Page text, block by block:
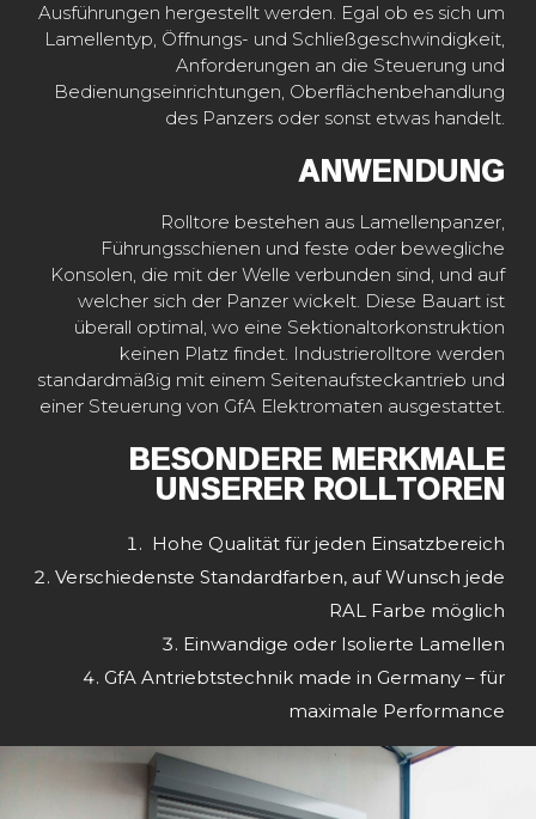
Ausführungen hergestellt werden. Egal ob es sich um
Lamellentyp, Öffnungs- und Schließgeschwindigkeit,
Anforderungen an die Steuerung und
Bedienungseinrichtungen, Oberflächenbehandlung
des Panzers oder sonst etwas handelt.
ANWENDUNG
Rolltore bestehen aus Lamellenpanzer,
Führungsschienen und feste oder bewegliche
Konsolen, die mit der Welle verbunden sind, und auf
welcher sich der Panzer wickelt. Diese Bauart ist
überall optimal, wo eine Sektionaltorkonstruktion
keinen Platz findet. Industrierolltore werden
standardmäßig mit einem Seitenaufsteckantrieb und
einer Steuerung von GfA Elektromaten ausgestattet.
BESONDERE MERKMALE
UNSERER ROLLTOREN
Hohe Qualität für jeden Einsatzbereich
Verschiedenste Standardfarben, auf Wunsch jede
RAL Farbe möglich
Einwandige oder Isolierte Lamellen
GfA Antriebtstechnik made in Germany – für
maximale Performance